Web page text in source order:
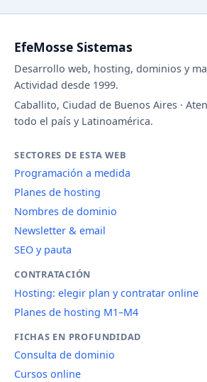
EfeMosse Sistemas
Desarrollo web, hosting, dominios y
Actividad desde 1999.
Caballito, Ciudad de Buenos Aires ·
todo el país y Latinoamérica.
SECTORES DE ESTA WEB
Programación a medida
Planes de hosting
Nombres de dominio
Newsletter & email
SEO y pauta
CONTRATACIÓN
Hosting: elegir plan y contratar online
Planes de hosting M1–M4
FICHAS EN PROFUNDIDAD
Consulta de dominio
Cursos online